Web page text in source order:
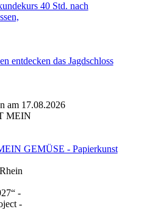
40 Std. nach
entdecken das Jagdschloss
am 17.08.2026
GEMÜSE - Papierkunst